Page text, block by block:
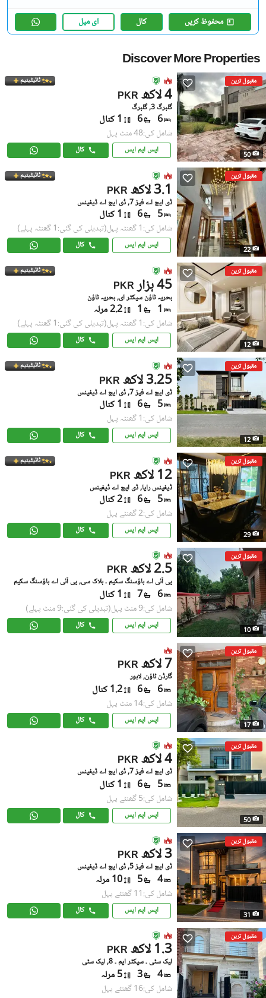
محفوظ کریں کال ای میل
Discover More Properties
مقبول ترین
50
ٹائیٹینیم
PKR 4 لاکھ
گلبرگ 3, گلبرگ
6
6 1 کنال
شامل کی:48 منٹ پہل
ایس ایم ایس کال
مقبول ترین
22
ٹائیٹینیم
PKR 3.1 لاکھ
ڈی ایچ اے فیز 7, ڈی ایچ اے ڈیفینس
5
6 1 کنال
شامل کی:1 گھنٹہ پہل (تبدیلی کی گئی:1 گھنٹہ پہلے)
ایس ایم ایس کال
مقبول ترین
12
ٹائیٹینیم
PKR 45 ہزار
بحریہ ٹاؤن سیکٹر ای, بحریہ ٹاؤن
1
1 2.2 مرلہ
شامل کی:1 گھنٹہ پہل (تبدیلی کی گئی:1 گھنٹہ پہلے)
ایس ایم ایس کال
مقبول ترین
12
ٹائیٹینیم
PKR 3.25 لاکھ
ڈی ایچ اے فیز 7, ڈی ایچ اے ڈیفینس
5
6 1 کنال
شامل کی:1 گھنٹہ پہل
ایس ایم ایس کال
مقبول ترین
29
ٹائیٹینیم
PKR 12 لاکھ
ڈیفینس رایا, ڈی ایچ اے ڈیفینس
5
6 2 کنال
شامل کی:2 گھنٹے پہل
ایس ایم ایس کال
مقبول ترین
10
PKR 2.5 لاکھ
پی آئی اے ہاؤسنگ سکیم ۔ بلاک سی, پی آئی اے ہاؤسنگ سکیم
6
7 1 کنال
شامل کی:9 منٹ پہل (تبدیلی کی گئی:9 منٹ پہلے)
ایس ایم ایس کال
مقبول ترین
17
PKR 7 لاکھ
گارڈن ٹاؤن, لاہور
6
6 1.2 کنال
شامل کی:14 منٹ پہل
ایس ایم ایس کال
مقبول ترین
50
PKR 4 لاکھ
ڈی ایچ اے فیز 7, ڈی ایچ اے ڈیفینس
5
6 1 کنال
شامل کی:5 گھنٹے پہل
ایس ایم ایس کال
مقبول ترین
31
PKR 3 لاکھ
ڈی ایچ اے فیز 5, ڈی ایچ اے ڈیفینس
4
5 10 مرلہ
شامل کی:11 گھنٹے پہل
ایس ایم ایس کال
مقبول ترین
PKR 1.3 لاکھ
لیک سٹی ۔ سیکٹر ایم ۔ 8, لیک سٹی
4
3 5 مرلہ
شامل کی:16 گھنٹے پہل